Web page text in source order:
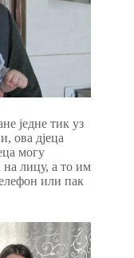
једне тик уз
ова дјеца
могу
на лицу, а то им
или пак